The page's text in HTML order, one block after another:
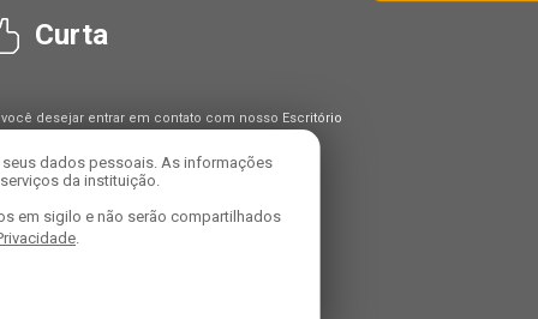
dados pessoais. As informações
da instituição.
em sigilo e não serão compartilhados
.
Curta
você desejar entrar em contato com nosso Escritório
Alexandre Domiciano Da Silva
dpo@franciscanosconventuais.org.br